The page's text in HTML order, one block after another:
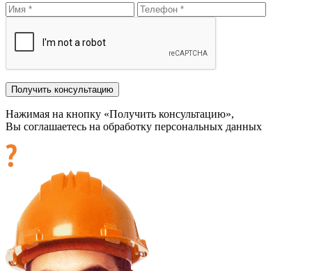
Нажимая на кнопку «Получить консультацию»,
Вы соглашаетесь на обработку персональных данных